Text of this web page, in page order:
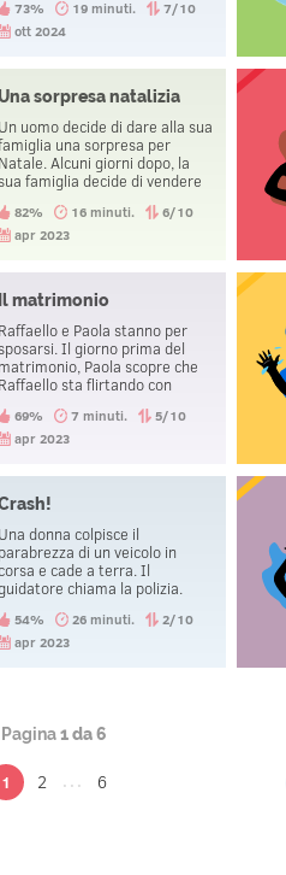
73% 19 minuti.
7/10
ott 2024
sorpresa natalizia
Un uomo decide di dare alla sua
una sorpresa per
Natale. Alcuni giorni dopo, la
sua famiglia decide di vendere
82% 16 minuti.
6/10
apr 2023
Il matrimonio
Raffaello e Paola stanno per
sposarsi. Il giorno prima del
matrimonio, Paola scopre che
Raffaello sta flirtando con
molto e dice a
che non lo perdonerà
i due si sposano.
69% 7 minuti.
5/10
apr 2023
Una donna colpisce il
parabrezza di un veicolo in
e cade a terra. Il
chiama la polizia.
della vittima e la prende
custodia.
54% 26 minuti.
2/10
apr 2023
Pagina1 da 6
1 2 ... 6